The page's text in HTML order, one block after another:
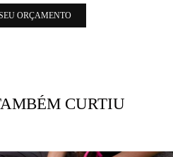
ORÇAMENTO
CURTIU